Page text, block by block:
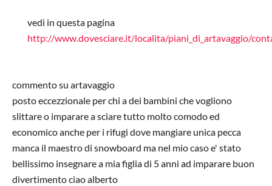
vedi in questa pagina
http://www.dovesciare.it/localita/piani_di_artavaggio/
commento su artavaggio
posto eccezzionale per chi a dei bambini che vogliono
slittare o imparare a sciare tutto molto comodo ed
economico anche per i rifugi dove mangiare unica pecca
manca il maestro di snowboard ma nel mio caso e' stato
bellissimo insegnare a mia figlia di 5 anni ad imparare buon
divertimento ciao alberto